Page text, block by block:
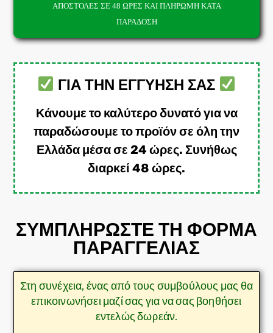
ΑΠΟΣΤΟΛΕΣ ΣΕ 48 ΩΡΕΣ ΚΑΙ ΠΛΗΡΩΜΗ ΚΑΤΑ
ΠΑΡΑΔΟΣΗ
ΓΙΑ ΤΗΝ ΕΓΓΥΗΣΗ ΣΑΣ
Κάνουμε το καλύτερο δυνατό για να
παραδώσουμε το προϊόν σε όλη την
Ελλάδα μέσα σε 24 ώρες. Συνήθως
διαρκεί 48 ώρες.
ΣΥΜΠΛΗΡΩΣΤΕ ΤΗ ΦΟΡΜΑ
ΠΑΡΑΓΓΕΛΙΑΣ
Στη συνέχεια, ένας από τους συμβούλους μας θα
επικοινωνήσει μαζί σας για να σας βοηθήσει
εντελώς δωρεάν.